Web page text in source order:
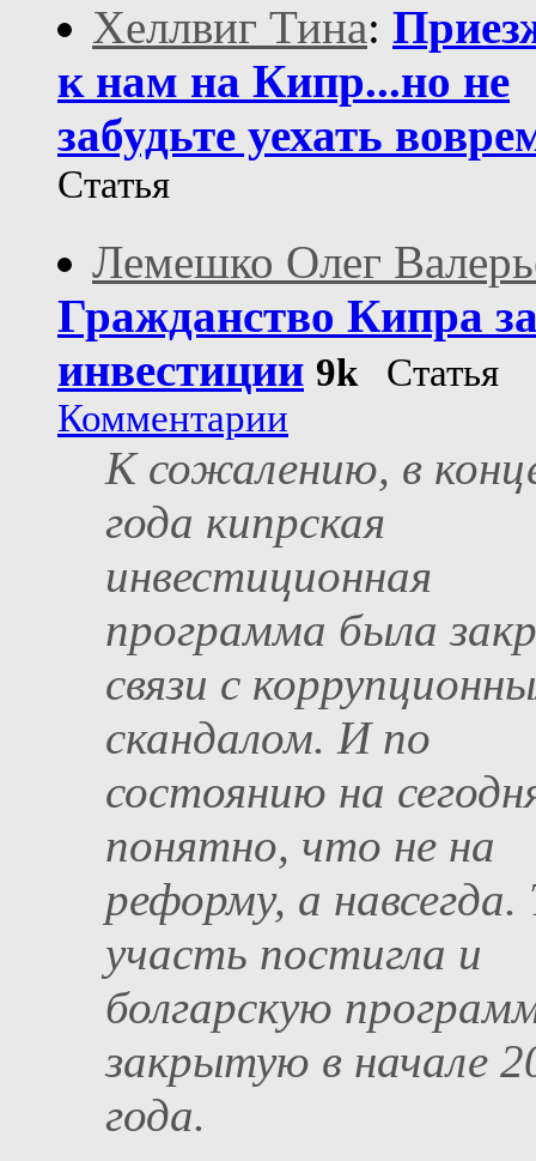
Хеллвиг Тина:
к нам на Кипр...но не
забудьте уехать
Статья
Лемешко Олег
Гражданство Кипра
инвестиции 9kСтатья
Комментарии
К сожалению, в
года кипрская
инвестиционная
программа была
связи с
скандалом. И по
состоянию на
понятно, что не на
реформу, а
участь постигла и
болгарскую
закрытую в начале
года.